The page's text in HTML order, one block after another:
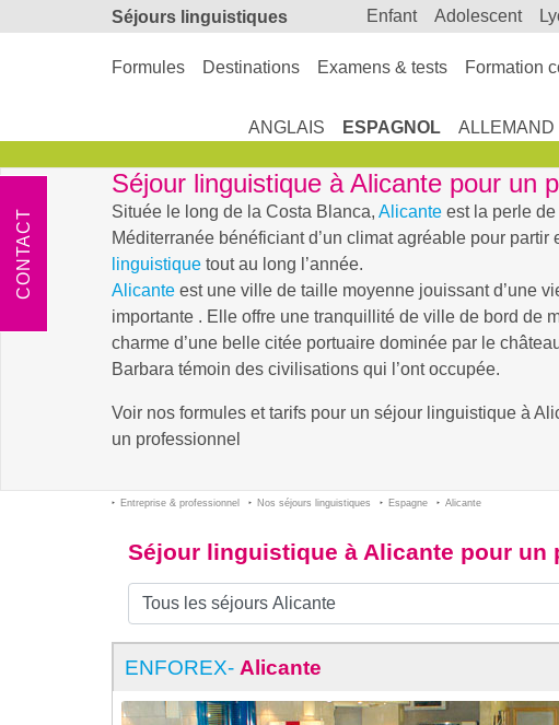
Séjours linguistiques enfant adolescent
Formules Destinations Examens & tests Formation
ANGLAIS ESPAGNOL ALLEMAND
Séjour linguistique à Alicante pour un
Située le long de la Costa Blanca, Alicante est la perle de
Méditerranée bénéficiant d’un climat agréable pour partir
linguistique tout au long l’année.
Alicante est une ville de taille moyenne jouissant d’une
importante . Elle offre une tranquillité de ville de bord de
charme d’une belle citée portuaire dominée par le
Barbara témoin des civilisations qui l’ont occupée.
Voir nos formules et tarifs pour un séjour linguistique à
un professionnel
Entreprise & professionnel Nos séjours linguistiques Espagne Alicante
Séjour linguistique à Alicante pour un
ENFOREX- Alicante
CONTACT